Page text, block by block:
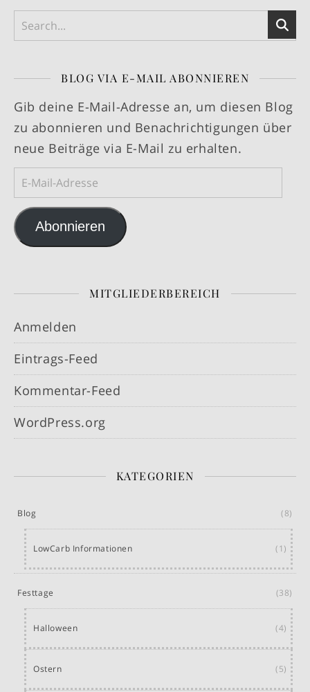
BLOG VIA E-MAIL ABONNIEREN
Gib deine E-Mail-Adresse an, um diesen Blog
zu abonnieren und Benachrichtigungen über
neue Beiträge via E-Mail zu erhalten.
E-Mail-Adresse
Abonnieren
MITGLIEDERBEREICH
Anmelden
Eintrags-Feed
Kommentar-Feed
WordPress.org
KATEGORIEN
Blog (8)
LowCarb Informationen (1)
Festtage (38)
Halloween (4)
Ostern (5)